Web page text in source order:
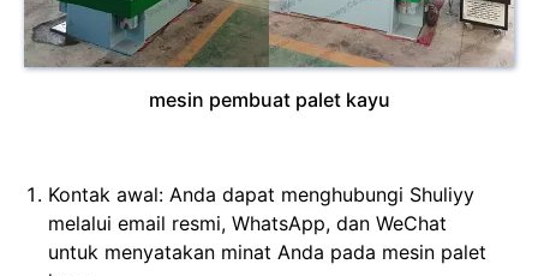
mesin pembuat palet kayu
Kontak awal: Anda dapat menghubungi Shuliyy
melalui email resmi, WhatsApp, dan WeChat
untuk menyatakan minat Anda pada mesin palet